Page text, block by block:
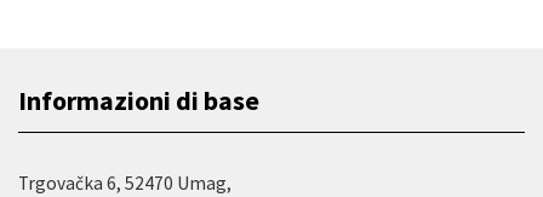
Informazioni di base
Trgovačka 6, 52470 Umag,